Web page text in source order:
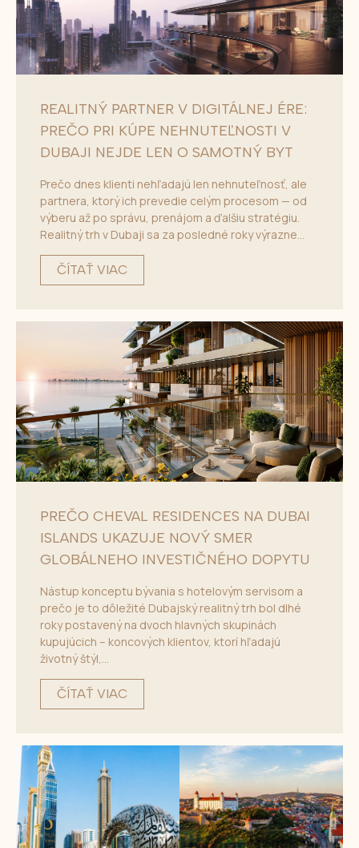
REALITNÝ PARTNER V DIGITÁLNEJ ÉRE:
PREČO PRI KÚPE NEHNUTEĽNOSTI V
DUBAJI NEJDE LEN O SAMOTNÝ BYT
Prečo dnes klienti nehľadajú len nehnuteľnosť, ale
partnera, ktorý ich prevedie celým procesom — od
výberu až po správu, prenájom a ďalšiu stratégiu.
Realitný trh v Dubaji sa za posledné roky výrazne...
ČÍTAŤ VIAC
PREČO CHEVAL RESIDENCES NA DUBAI
ISLANDS UKAZUJE NOVÝ SMER
GLOBÁLNEHO INVESTIČNÉHO DOPYTU
Nástup konceptu bývania s hotelovým servisom a
prečo je to dôležité Dubajský realitný trh bol dlhé
roky postavený na dvoch hlavných skupinách
kupujúcich – koncových klientov, ktorí hľadajú
životný štýl,...
ČÍTAŤ VIAC